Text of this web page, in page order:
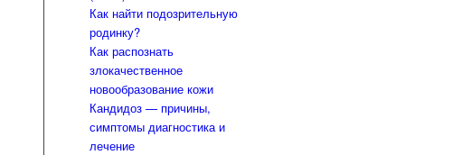
Как найти подозрительную
родинку?
Как распознать
злокачественное
новообразование кожи
Кандидоз — причины,
симптомы диагностика и
лечение